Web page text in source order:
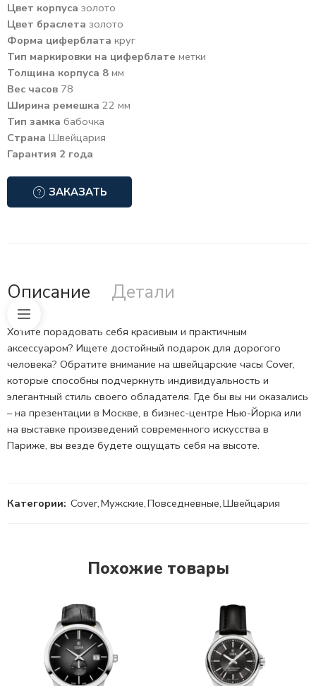
Цвет корпуса золото
Цвет браслета золото
Форма циферблата круг
Тип маркировки на циферблате метки
Толщина корпуса 8 мм
Вес часов 78
Ширина ремешка 22 мм
Тип замка бабочка
Страна Швейцария
Гарантия 2 года
ЗАКАЗАТЬ
Описание Детали
Хотите порадовать себя красивым и практичным
аксессуаром? Ищете достойный подарок для дорогого
человека? Обратите внимание на швейцарские часы Cover,
которые способны подчеркнуть индивидуальность и
элегантный стиль своего обладателя. Где бы вы ни оказались
– на презентации в Москве, в бизнес-центре Нью-Йорка или
на выставке произведений современного искусства в
Париже, вы везде будете ощущать себя на высоте.
Категории: Cover,Мужские,Повседневные,Швейцария
Похожие товары